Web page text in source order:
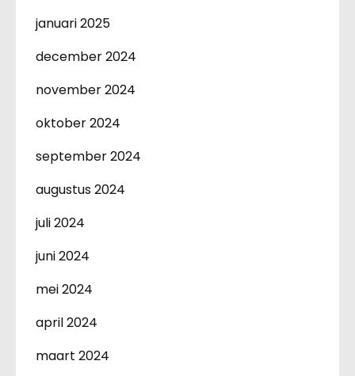
januari 2025
december 2024
november 2024
oktober 2024
september 2024
augustus 2024
juli 2024
juni 2024
mei 2024
april 2024
maart 2024